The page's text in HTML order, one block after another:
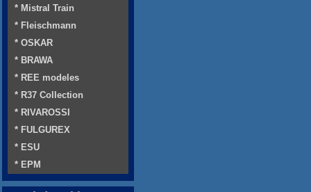
* Mistral Train
* Fleischmann
* OSKAR
* BRAWA
* REE modeles
* R37 Collection
* RIVAROSSI
* FULGUREX
* ESU
* EPM